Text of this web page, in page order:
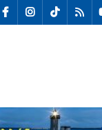
facebookInstagram
TikTokRSS